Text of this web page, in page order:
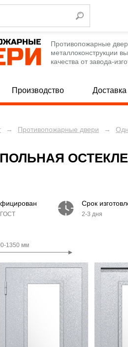
Противопожарные
металлоконструкции
качества от завода-
ДВЕРИ [788]
ЛЮКИ [12]
Производство Доставка
→ Противопожарные двери →
ГОСТ
Срок
2-3 дня
1350 мм